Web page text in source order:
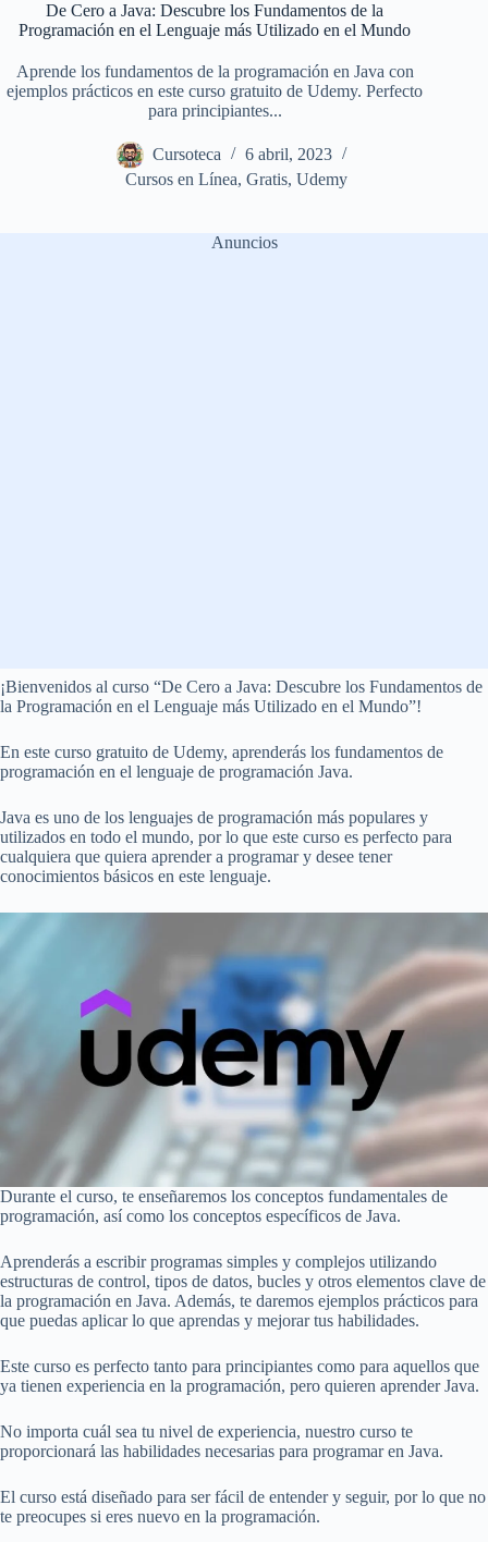
De Cero a Java: Descubre los Fundamentos de la
Programación en el Lenguaje más Utilizado en el Mundo
Aprende los fundamentos de la programación en Java con
ejemplos prácticos en este curso gratuito de Udemy. Perfecto
para principiantes...
Cursoteca
6 abril, 2023
Cursos en Línea,Gratis,Udemy
Anuncios
¡Bienvenidos al curso “De Cero a Java: Descubre los Fundamentos de
la Programación en el Lenguaje más Utilizado en el Mundo”!
En este curso gratuito de Udemy, aprenderás los fundamentos de
programación en el lenguaje de programación Java.
Java es uno de los lenguajes de programación más populares y
utilizados en todo el mundo, por lo que este curso es perfecto para
cualquiera que quiera aprender a programar y desee tener
conocimientos básicos en este lenguaje.
Durante el curso, te enseñaremos los conceptos fundamentales de
programación, así como los conceptos específicos de Java.
Aprenderás a escribir programas simples y complejos utilizando
estructuras de control, tipos de datos, bucles y otros elementos clave de
la programación en Java. Además, te daremos ejemplos prácticos para
que puedas aplicar lo que aprendas y mejorar tus habilidades.
Este curso es perfecto tanto para principiantes como para aquellos que
ya tienen experiencia en la programación, pero quieren aprender Java.
No importa cuál sea tu nivel de experiencia, nuestro curso te
proporcionará las habilidades necesarias para programar en Java.
El curso está diseñado para ser fácil de entender y seguir, por lo que no
te preocupes si eres nuevo en la programación.